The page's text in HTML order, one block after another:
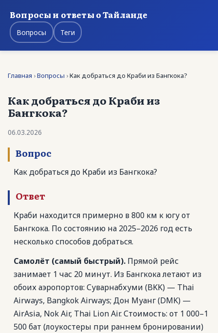
Вопросы и ответы о Тайланде
Вопросы Теги
Главная ›Вопросы ›Как добраться до Краби из Бангкока?
Как добраться до Краби из
Бангкока?
06.03.2026
Вопрос
Как добраться до Краби из Бангкока?
Ответ
Краби находится примерно в 800 км к югу от
Бангкока. По состоянию на 2025–2026 год есть
несколько способов добраться.
Самолёт (самый быстрый). Прямой рейс
занимает 1 час 20 минут. Из Бангкока летают из
обоих аэропортов: Суварнабхуми (BKK) — Thai
Airways, Bangkok Airways; Дон Муанг (DMK) —
AirAsia, Nok Air, Thai Lion Air. Стоимость: от 1 000–1
500 бат (лоукостеры при раннем бронировании)